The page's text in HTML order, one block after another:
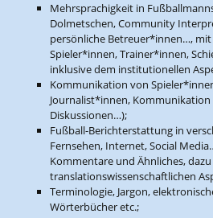
Mehrsprachigkeit in
Dolmetschen, Community
persönliche Betreuer*innen…,
Spieler*innen, Trainer*innen,
inklusive dem institutionellen
Kommunikation von
Journalist*innen,
Diskussionen…);
Fußball-Berichterstattung in
Fernsehen, Internet, Social
Kommentare und Ähnliches,
translationswissenschaftlichen
Terminologie, Jargon,
Wörterbücher etc.;